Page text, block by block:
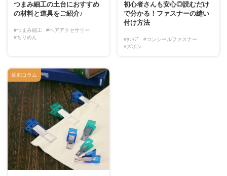
つまみ細工の土台におすすめ
の材料と道具をご紹介♪
#つまみ細工
#ヘアアクセサリー
#ちりめん
初心者さんも安心◎読むだけ
で分かる！ファスナーの縫い
付け方法
#ｸﾘｯﾌﾟ
#コンシールファスナー
#ズボン
紐釦コラム